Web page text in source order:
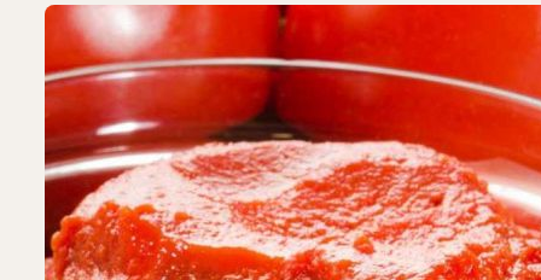
Bildergalerie überspringen